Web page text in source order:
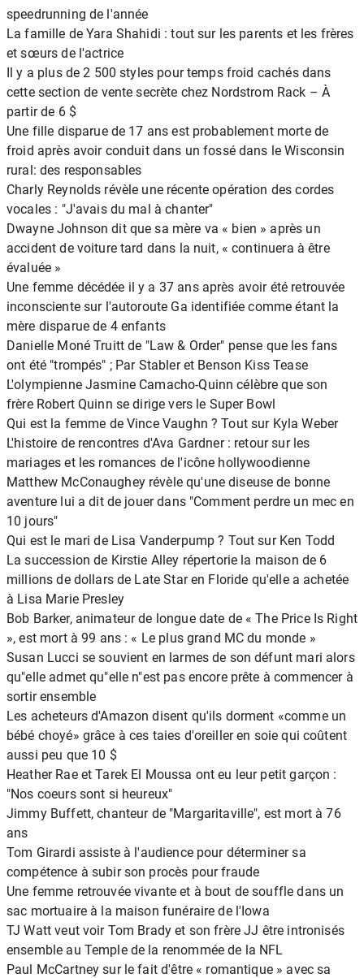
speedrunning de l'année
La famille de Yara Shahidi : tout sur les parents et les frères
et sœurs de l'actrice
Il y a plus de 2 500 styles pour temps froid cachés dans
cette section de vente secrète chez Nordstrom Rack – À
partir de 6 $
Une fille disparue de 17 ans est probablement morte de
froid après avoir conduit dans un fossé dans le Wisconsin
rural: des responsables
Charly Reynolds révèle une récente opération des cordes
vocales : "J'avais du mal à chanter"
Dwayne Johnson dit que sa mère va « bien » après un
accident de voiture tard dans la nuit, « continuera à être
évaluée »
Une femme décédée il y a 37 ans après avoir été retrouvée
inconsciente sur l'autoroute Ga identifiée comme étant la
mère disparue de 4 enfants
Danielle Moné Truitt de "Law & Order" pense que les fans
ont été "trompés" ; Par Stabler et Benson Kiss Tease
L'olympienne Jasmine Camacho-Quinn célèbre que son
frère Robert Quinn se dirige vers le Super Bowl
Qui est la femme de Vince Vaughn ? Tout sur Kyla Weber
L'histoire de rencontres d'Ava Gardner : retour sur les
mariages et les romances de l'icône hollywoodienne
Matthew McConaughey révèle qu'une diseuse de bonne
aventure lui a dit de jouer dans "Comment perdre un mec en
10 jours"
Qui est le mari de Lisa Vanderpump ? Tout sur Ken Todd
La succession de Kirstie Alley répertorie la maison de 6
millions de dollars de Late Star en Floride qu'elle a achetée
à Lisa Marie Presley
Bob Barker, animateur de longue date de « The Price Is Right
», est mort à 99 ans : « Le plus grand MC du monde »
Susan Lucci se souvient en larmes de son défunt mari alors
qu"elle admet qu"elle n"est pas encore prête à commencer à
sortir ensemble
Les acheteurs d'Amazon disent qu'ils dorment «comme un
bébé choyé» grâce à ces taies d'oreiller en soie qui coûtent
aussi peu que 10 $
Heather Rae et Tarek El Moussa ont eu leur petit garçon :
"Nos coeurs sont si heureux"
Jimmy Buffett, chanteur de "Margaritaville", est mort à 76
ans
Tom Girardi assiste à l'audience pour déterminer sa
compétence à subir son procès pour fraude
Une femme retrouvée vivante et à bout de souffle dans un
sac mortuaire à la maison funéraire de l'Iowa
TJ Watt veut voir Tom Brady et son frère JJ être intronisés
ensemble au Temple de la renommée de la NFL
Paul McCartney sur le fait d'être « romantique » avec sa